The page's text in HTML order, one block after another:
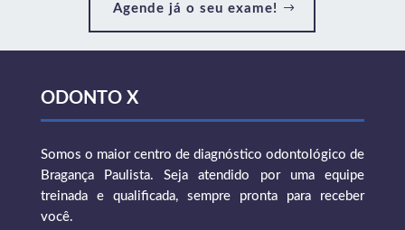
Agende já o seu exame!
ODONTO X
Somos o maior centro de diagnóstico odontológico de
Bragança Paulista. Seja atendido por uma equipe
treinada e qualificada, sempre pronta para receber
você.